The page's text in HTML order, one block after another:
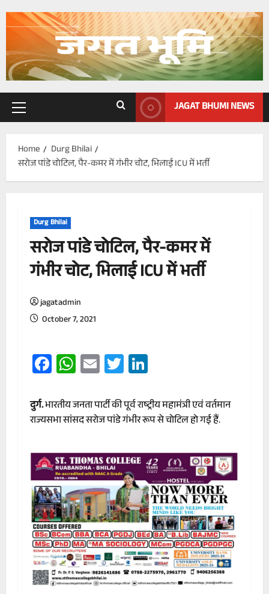
Primary
JAGAT BHUMI NEWS
Home
Durg Bhilai
सरोज पांडे चोटिल, पैर-कमर में गंभीर चोट, भिलाई ICU में भर्ती
Durg Bhilai
सरोज पांडे चोटिल, पैर-कमर में
गंभीर चोट, भिलाई ICU में भर्ती
jagatadmin
October 7, 2021
Facebook
WhatsApp
EmailTwitter
दुर्ग.भारतीय जनता पार्टी की पूर्व राष्ट्रीय महामंत्री एवं वर्तमान
राज्यसभा सांसद सरोज पांडे गंभीर रूप से चोटिल हो गई हैं.